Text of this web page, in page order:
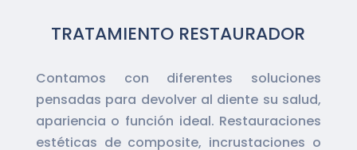
TRATAMIENTO RESTAURADOR
Contamos con diferentes soluciones
pensadas para devolver al diente su salud,
apariencia o función ideal. Restauraciones
estéticas de composite, incrustaciones o